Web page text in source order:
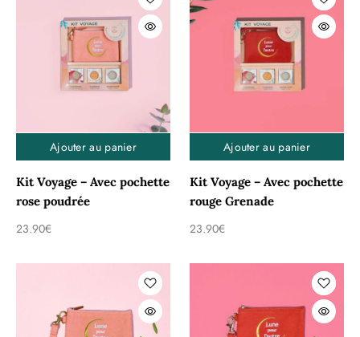
Ajouter au panier
Kit Voyage – Avec pochette
rose poudrée
23.90€
Ajouter au panier
Kit Voyage – Avec pochette
rouge Grenade
23.90€